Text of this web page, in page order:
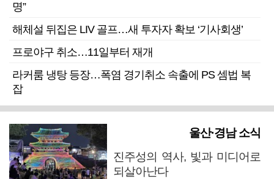
명”
해체설 뒤집은 LIV 골프…새 투자자 확보 ‘기사회생’
프로야구 취소…11일부터 재개
라커룸 냉탕 등장…폭염 경기취소 속출에 PS 셈법 복
잡
울산·경남 소식
진주성의 역사, 빛과 미디어로
되살아난다